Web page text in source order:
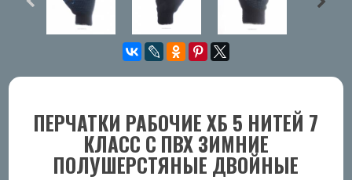
ПЕРЧАТКИ РАБОЧИЕ ХБ 5 НИТЕЙ 7
КЛАСС С ПВХ ЗИМНИЕ
ПОЛУШЕРСТЯНЫЕ ДВОЙНЫЕ